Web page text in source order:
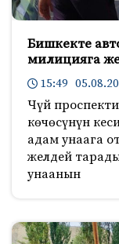
Бишкекте
милицияга
15:49
Чүй
көчөсүнүн
адам унаага
желдей
унаанын